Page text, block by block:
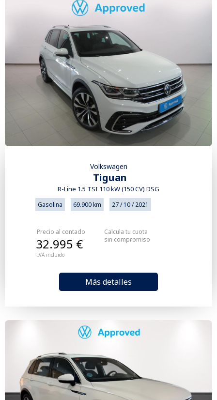
Volkswagen
Tiguan
R-Line 1.5 TSI 110 kW (150 CV) DSG
Gasolina 69.900 km 27 / 10 / 2021
Precio al contado
IVA incluido
32.995 €
Más detalles
Calcula tu cuota
sin compromiso